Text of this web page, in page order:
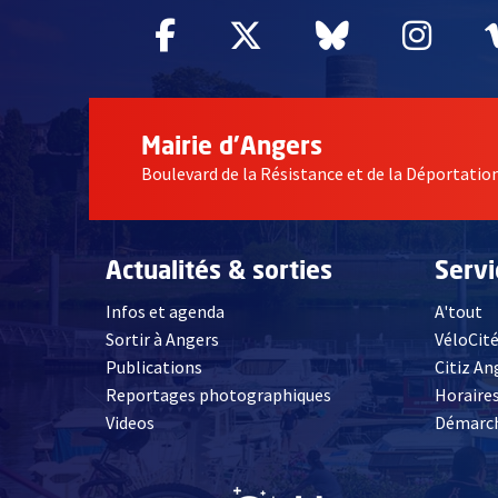
Facebook
, Ouvre une nouvelle
Twitter
, Ouvre une
Bluesky
, Ouvre
,
Mairie d'Angers
Boulevard de la Résistance et de la Déportation
Actualités & sorties
Infos et agenda
Sortir à Angers
Publications
Reportages photographiques
Videos, Ouvre une nouvelle fenêtre
A'tout
VéloCité
Citiz